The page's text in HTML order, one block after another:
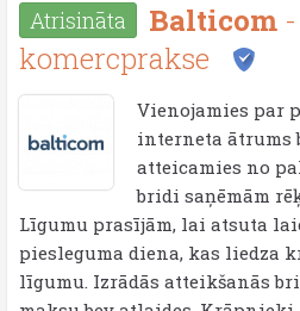
Atrisināta Balticom
komercprakse
Vienojamies par
interneta ātrums
atteicamies no
bridi saņēmām
Līgumu prasījām, lai atsuta
piesleguma diena, kas liedza
līgumu. Izrādās atteikšanās